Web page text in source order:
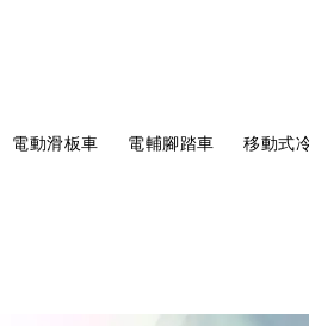
電動滑板車 電輔腳踏車 移動式